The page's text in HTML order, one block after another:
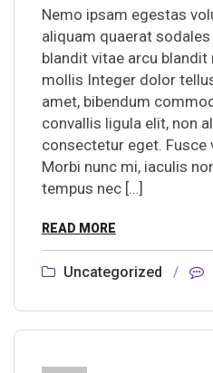
Nemo ipsam egestas
aliquam quaerat
blandit vitae arcu blandit
mollis Integer dolor
amet, bibendum
convallis ligula elit, non
consectetur eget. Fusce
Morbi nunc mi, iaculis
tempus nec […]
READ MORE
Uncategorized /